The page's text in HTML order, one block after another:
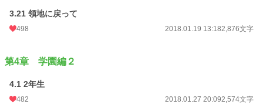
3.21 領地に戻って
498 2018.01.19 13:182,876文字
第4章 学園編２
4.1 2年生
482 2018.01.27 20:092,574文字